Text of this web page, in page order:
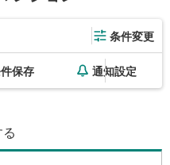
条件変更
保存 通知設定